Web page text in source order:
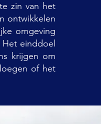
zin van het
ontwikkelen
omgeving
einddoel
krijgen om
of het